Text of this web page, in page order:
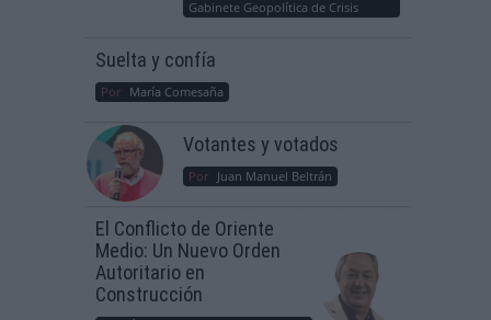
Gabinete Geopolítica de Crisis
Suelta y confía
Por María Comesaña
Votantes y votados
Por Juan Manuel Beltrán
El Conflicto de Oriente
Medio: Un Nuevo Orden
Autoritario en
Construcción